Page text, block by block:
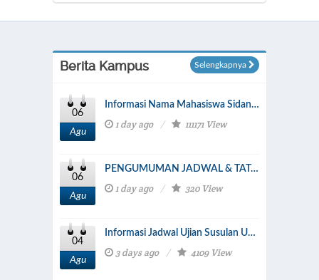
Berita Kampus Selengkapnya
06
Agu
Informasi Nama Mahasiswa Sidang 08 Agustus 2026
1 day ago 111171 View
06
Agu
PENGUMUMAN JADWAL & TATA TERTIB KOLOKIUM TAHAP 29 TA. 2025/2026
1 day ago 320 View
04
Agu
Informasi Jadwal Ujian Susulan UAS Semester 2, Agustus 2026
3 days ago 4109 View